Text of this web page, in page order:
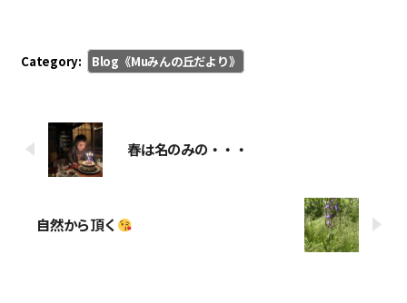
Category: Blog《Muみんの丘だより》
春は名のみの・・・
自然から頂く